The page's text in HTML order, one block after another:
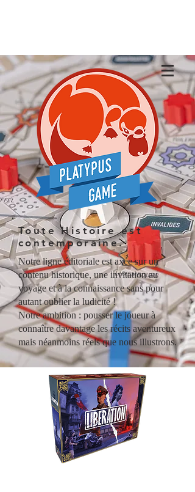
Toute Histoire est
contemporaine.
Notre ligne éditoriale est axée sur un
contenu historique, une invitation au
voyage et à la connaissance sans pour
autant oublier la ludicité !
Notre ambition : pousser le joueur à
connaître davantage les récits aventureux
mais néanmoins réels que nous illustrons.